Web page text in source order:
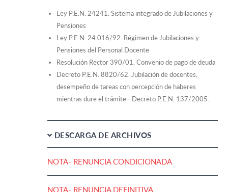
Ley P.E.N. 24241. Sistema integrado de Jubilaciones y
Pensiones
Ley P.E.N. 24.016/92. Régimen de Jubilaciones y
Pensiones del Personal Docente
Resolución Rector 390/01. Convenio de pago de deuda
Decreto P.E.N. 8820/62. Jubilación de docentes;
desempeño de tareas con percepción de haberes
mientras dure el trámite– Decreto P.E.N. 137/2005.
DESCARGA DE ARCHIVOS
NOTA- RENUNCIA CONDICIONADA
NOTA- RENUNCIA DEFINITIVA